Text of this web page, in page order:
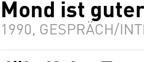
Mond ist
1990, GESPRÄCH/